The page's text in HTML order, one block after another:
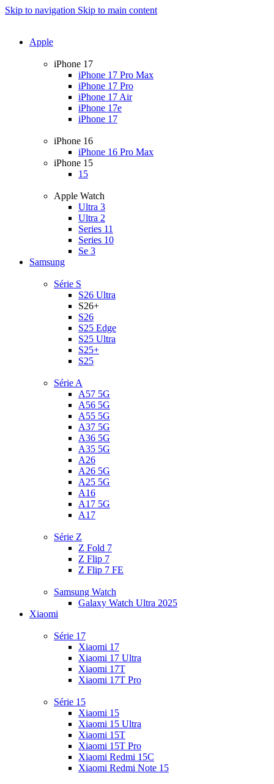
Skip to navigation Skip to main content
Apple
iPhone 17
iPhone 17 Pro Max
iPhone 17 Pro
iPhone 17 Air
iPhone 17e
iPhone 17
iPhone 16
iPhone 16 Pro Max
iPhone 15
15
Apple Watch
Ultra 3
Ultra 2
Series 11
Series 10
Se 3
Samsung
Série S
S26 Ultra
S26+
S26
S25 Edge
S25 Ultra
S25+
S25
Série A
A57 5G
A56 5G
A55 5G
A37 5G
A36 5G
A35 5G
A26
A26 5G
A25 5G
A16
A17 5G
A17
Série Z
Z Fold 7
Z Flip 7
Z Flip 7 FE
Samsung Watch
Galaxy Watch Ultra 2025
Xiaomi
Série 17
Xiaomi 17
Xiaomi 17 Ultra
Xiaomi 17T
Xiaomi 17T Pro
Série 15
Xiaomi 15
Xiaomi 15 Ultra
Xiaomi 15T
Xiaomi 15T Pro
Xiaomi Redmi 15C
Xiaomi Redmi Note 15